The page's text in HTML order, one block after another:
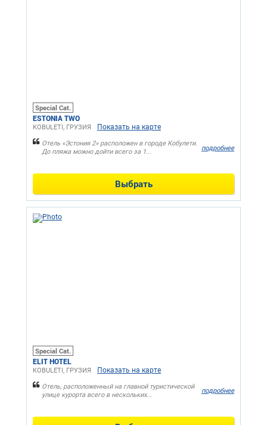
Special Cat.
ESTONIA TWO
KOBULETI, ГРУЗИЯ Показать на карте
Отель «Эстония 2» расположен в городе Кобулети.
До пляжа можно дойти всего за 1...
подробнее
Выбрать
Special Cat.
ELIT HOTEL
KOBULETI, ГРУЗИЯ Показать на карте
Отель, расположенный на главной туристической
улице курорта всего в нескольких...
подробнее